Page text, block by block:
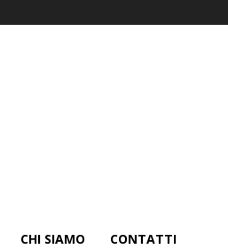
CHI SIAMO CONTATTI